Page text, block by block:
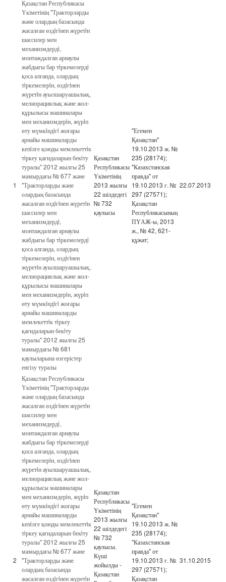
1
Қазақстан Республикасы
Үкіметінің "Тракторларды
және олардың базасында
жасалған өздiгiнен жүретiн
шассилер мен
механизмдердi,
монтаждалған арнаулы
жабдығы бар тiркемелердi
қоса алғанда, олардың
тiркемелерiн, өздiгiнен
жүретiн ауылшаруашылық,
мелиорациялық және жол-
құрылысы машиналары
мен механизмдерiн, жүрiп
өту мүмкiндiгi жоғары
арнайы машиналарды
кепiлге қоюды мемлекеттiк
тiркеу қағидаларын бекiту
туралы" 2012 жылғы 25
мамырдағы № 677 және
"Тракторларды және
олардың базасында
жасалған өздiгiнен жүретiн
шассилер мен
механизмдердi,
монтаждалған арнаулы
жабдығы бар тiркемелердi
қоса алғанда, олардың
тiркемелерiн, өздiгiнен
жүретiн ауылшаруашылық,
мелиорациялық және жол-
құрылысы машиналары
мен механизмдерiн, жүрiп
өту мүмкiндiгi жоғары
арнайы машиналарды
мемлекеттiк тiркеу
қағидаларын бекiту
туралы" 2012 жылғы 25
мамырдағы № 681
қаулыларына өзгерістер
енгізу туралы
Қазақстан
Республикасы
Үкіметінің
2013 жылғы
22 шілдедегі
№ 732
қаулысы
"Егемен
Қазақстан"
19.10.2013 ж. №
235 (28174);
"Казахстанская
правда" от
19.10.2013 г. №
297 (27571);
Қазақстан
Республикасының
ПҮАЖ-ы, 2013
ж., № 42, 621-
құжат;
22.07.2013
2
Қазақстан Республикасы
Үкіметінің "Тракторларды
және олардың базасында
жасалған өздiгiнен жүретiн
шассилер мен
механизмдердi,
монтаждалған арнаулы
жабдығы бар тiркемелердi
қоса алғанда, олардың
тiркемелерiн, өздiгiнен
жүретiн ауылшаруашылық,
мелиорациялық және жол-
құрылысы машиналары
мен механизмдерiн, жүрiп
өту мүмкiндiгi жоғары
арнайы машиналарды
кепiлге қоюды мемлекеттiк
тiркеу қағидаларын бекiту
туралы" 2012 жылғы 25
мамырдағы № 677 және
"Тракторларды және
олардың базасында
жасалған өздiгiнен жүретiн
Қазақстан
Республикасы
Үкіметінің
2013 жылғы
22 шілдедегі
№ 732
қаулысы.
Күші
жойылды -
Қазақстан
"Егемен
Қазақстан"
19.10.2013 ж. №
235 (28174);
"Казахстанская
правда" от
19.10.2013 г. №
297 (27571);
Қазақстан
31.10.2015